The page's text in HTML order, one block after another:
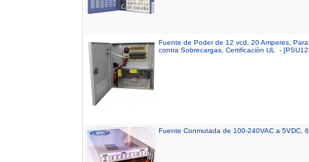
Fuente de Poder de 12 vcd, 20 Amperes,
contra Sobrecargas, Certificación UL -
Fuente Conmutada de 100-240VAC a 5VDC,